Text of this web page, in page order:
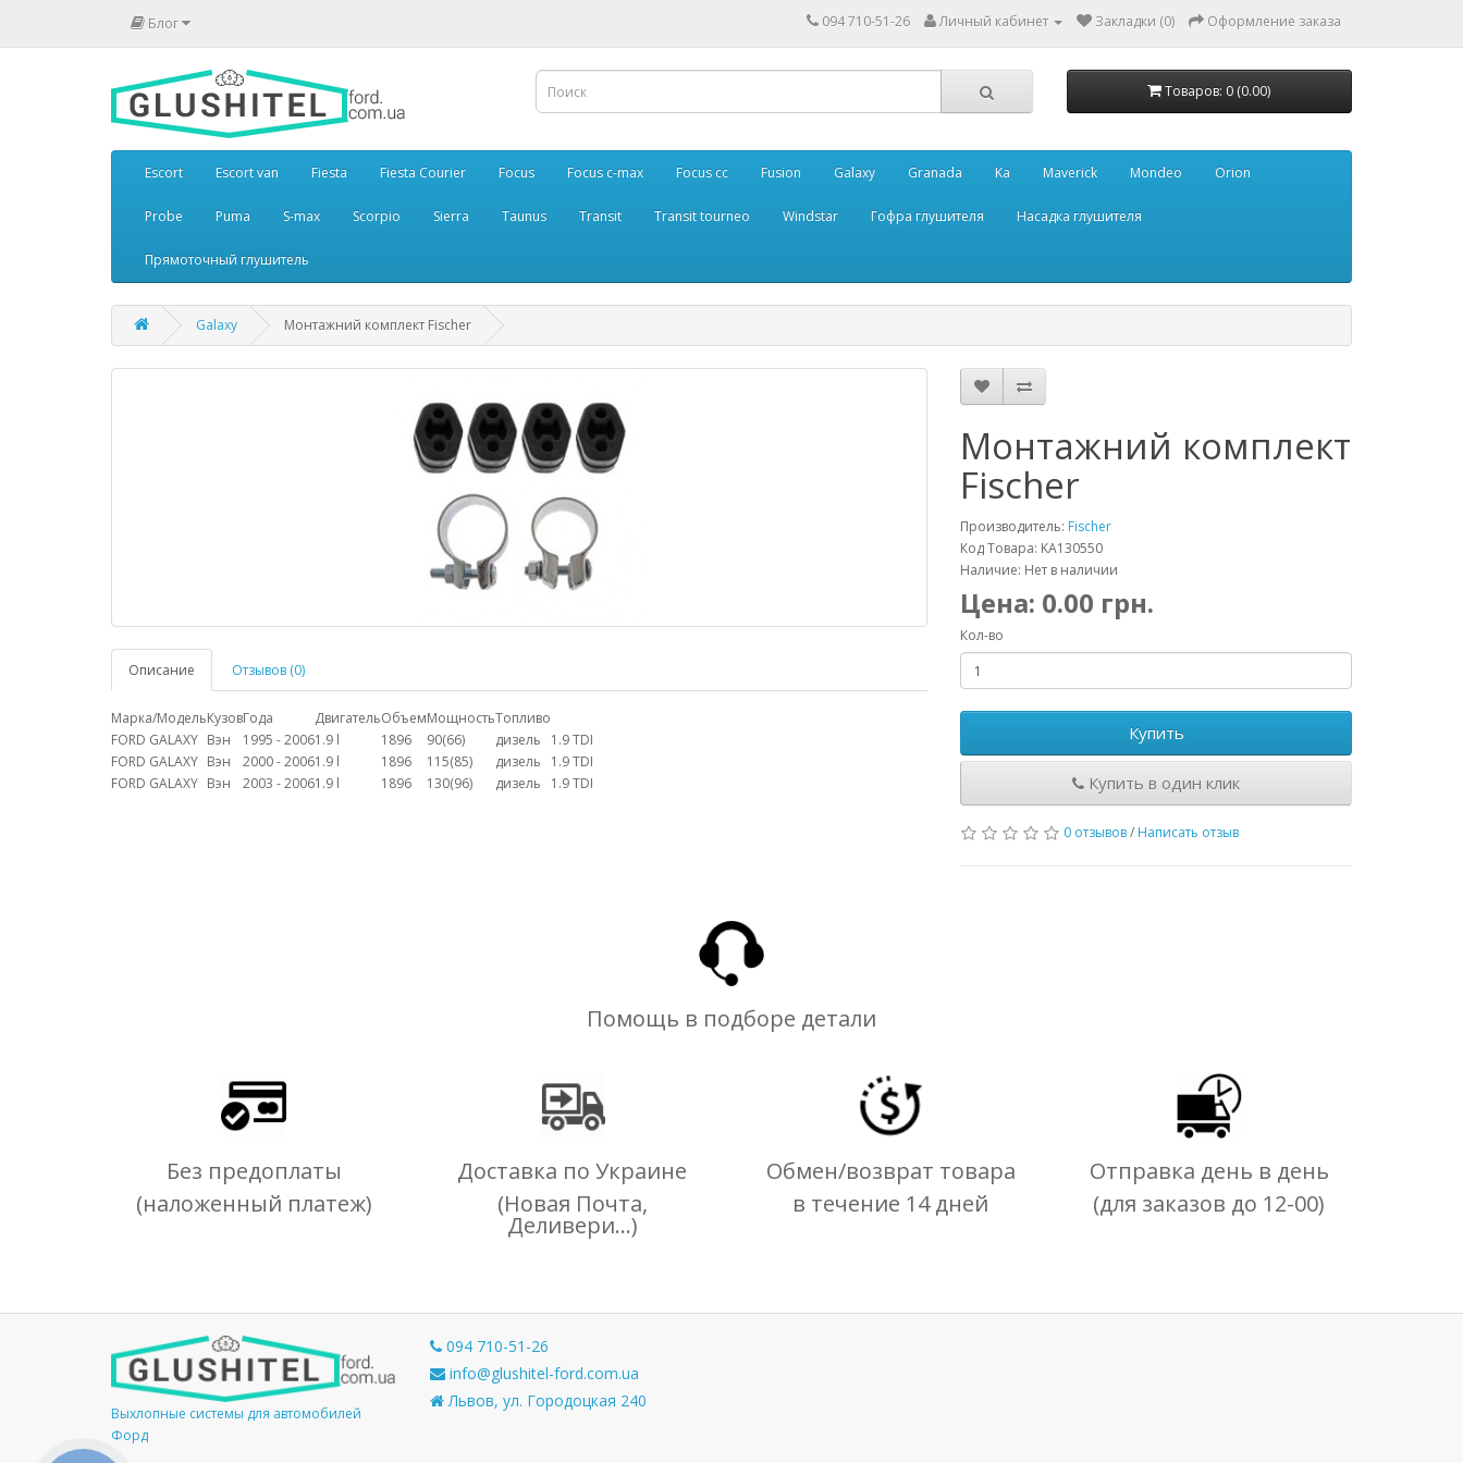
Блог 094 710-51-26 Личный кабинет Закладки (0) Оформление заказа
Товаров: 0 (0.00)
Escort Escort van Fiesta Fiesta Courier Focus Focus c-max Focus cc Fusion Galaxy Granada Ka Maverick Mondeo Orion
Probe Puma S-max Scorpio Sierra Taunus Transit Transit tourneo Windstar Гофра глушителя Насадка глушителя
Прямоточный глушитель
Galaxy Монтажний комплект Fischer
Описание Отзывов (0)
Марка/МодельКузовГода ДвигательОбъемМощностьТопливо
FORD GALAXY Вэн 1995 - 20061.9 l 1896 90(66) дизель
1.9 TDI
FORD GALAXY Вэн 2000 - 20061.9 l 1896 115(85) дизель
1.9 TDI
FORD GALAXY Вэн 2003 - 20061.9 l 1896 130(96) дизель 1.9 TDI
Монтажний комплект
Fischer
Производитель: Fischer
Код Товара: KA130550
Наличие: Нет в наличии
Цена: 0.00 грн.
Кол-во
Купить
Купить в один клик
0 отзывов/ Написать отзыв
Помощь в подборе детали
Без предоплаты
(наложенный платеж)
Доставка по Украине
(Новая Почта,
Деливери...)
Обмен/возврат товара
в течение 14 дней
Отправка день в день
(для заказов до 12-00)
Выхлопные системы для автомобилей
Форд
094 710-51-26
info@glushitel-ford.com.ua
Львов, ул. Городоцкая 240